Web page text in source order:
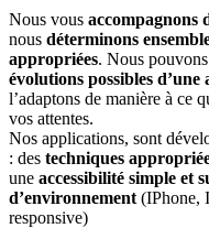
Nous vous accompagnons
nous déterminons
appropriées. Nous
évolutions possibles
l’adaptons de manière à ce
vos attentes.
Nos applications, sont
: des techniques
une accessibilité simple et
d’environnement (IPhone,
responsive)